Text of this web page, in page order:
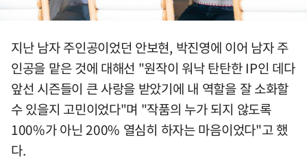
지난 남자 주인공이었던 안보현, 박진영에 이어 남자 주
인공을 맡은 것에 대해선 "원작이 워낙 탄탄한 IP인 데다
앞선 시즌들이 큰 사랑을 받았기에 내 역할을 잘 소화할
수 있을지 고민이었다"며 "작품의 누가 되지 않도록
100%가 아닌 200% 열심히 하자는 마음이었다"고 했
다.